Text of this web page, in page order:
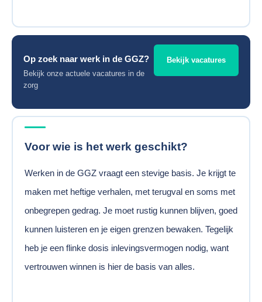
Op zoek naar werk in de GGZ?
Bekijk onze actuele vacatures in de
zorg
Bekijk vacatures
Voor wie is het werk geschikt?
Werken in de GGZ vraagt een stevige basis. Je krijgt te
maken met heftige verhalen, met terugval en soms met
onbegrepen gedrag. Je moet rustig kunnen blijven, goed
kunnen luisteren en je eigen grenzen bewaken. Tegelijk
heb je een flinke dosis inlevingsvermogen nodig, want
vertrouwen winnen is hier de basis van alles.